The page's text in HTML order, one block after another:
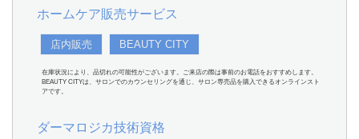
ホームケア販売サービス
店内販売 BEAUTY CITY
在庫状況により、品切れの可能性がございます。ご来店の際は事前のお電話をおすすめします。
BEAUTY CITYは、サロンでのカウンセリングを通じ、サロン専売品を購入できるオンラインスト
アです。
ダーマロジカ技術資格